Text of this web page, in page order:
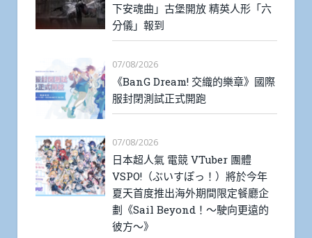
下安魂曲」古堡開放 精英人形「六
分儀」報到
07/08/2026
《BanG Dream! 交織的樂章》國際
服封閉測試正式開跑
07/08/2026
日本超人氣 電競 VTuber 團體
VSPO!（ぶいすぽっ！）將於今年
夏天首度推出海外期間限定餐廳企
劃《Sail Beyond！～駛向更遠的
彼方～》